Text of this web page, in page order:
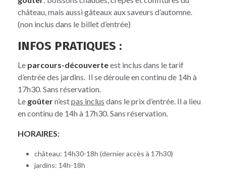
château, mais aussi gâteaux aux saveurs d’automne.
(non inclus dans le billet d’entrée)
INFOS PRATIQUES :
Le parcours-découverteest inclus dans le tarif
d’entrée des jardins. Il se déroule en continu de 14h à
17h30. Sans réservation.
Le goûtern’estpas inclus dans le prix d’entrée. Il a lieu
en continu de 14h à 17h30. Sans réservation.
HORAIRES:
château: 14h30-18h (dernier accès à 17h30)
jardins: 14h-18h